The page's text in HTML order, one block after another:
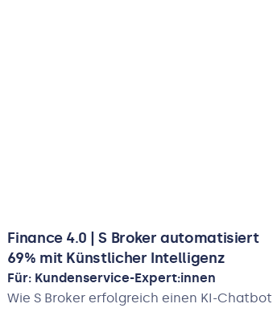
Finance 4.0 | S Broker automatisiert
69% mit Künstlicher Intelligenz
Für: Kundenservice-Expert:innen
Wie S Broker erfolgreich einen KI-Chatbot